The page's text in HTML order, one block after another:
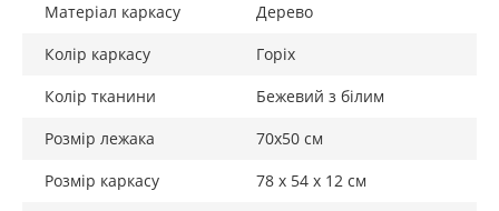
Матеріал каркасу
Дерево
Колір каркасу
Горіх
Колір тканини
Бежевий з білим
Розмір лежака
70х50 см
Розмір каркасу
78 х 54 х 12 см